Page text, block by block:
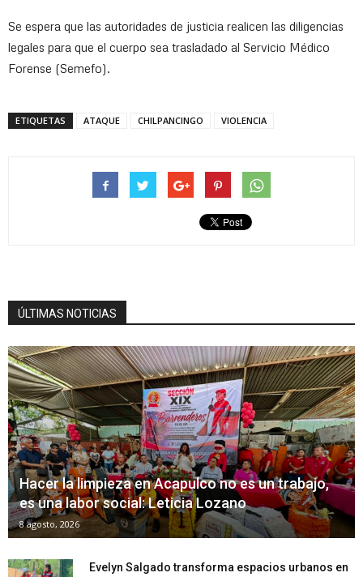
Se espera que las autoridades de justicia realicen las diligencias
legales para que el cuerpo sea trasladado al Servicio Médico
Forense (Semefo).
ETIQUETAS ATAQUE CHILPANCINGO VIOLENCIA
ÚLTIMAS NOTICIAS
Hacer la limpieza en Acapulco no es un trabajo,
es una labor social: Leticia Lozano
8 agosto, 2026
Evelyn Salgado transforma espacios urbanos en